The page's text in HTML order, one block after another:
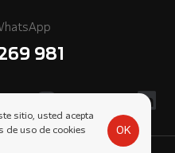
981
sitio, usted acepta
de uso de cookies
OK